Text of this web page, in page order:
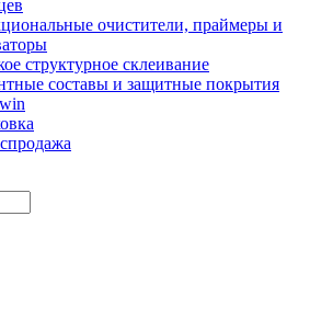
очистители, праймеры и
структурное склеивание
составы и защитные покрытия